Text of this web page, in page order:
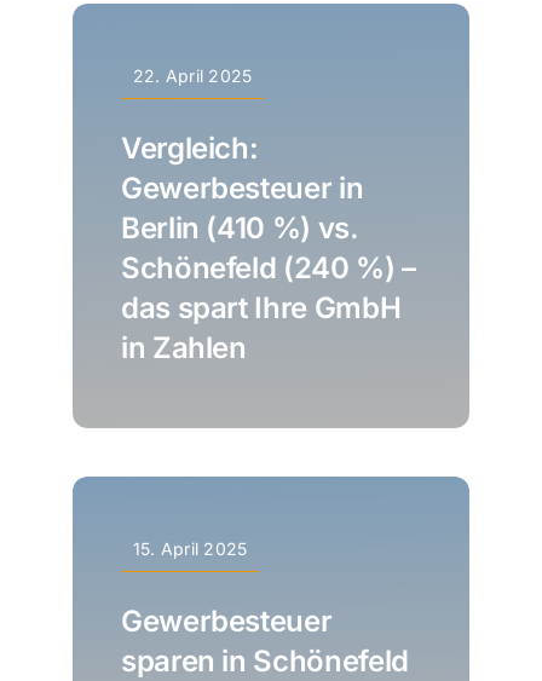
22. April 2025
Vergleich:
Gewerbesteuer in
Berlin (410 %) vs.
Schönefeld (240 %) –
das spart Ihre GmbH
in Zahlen
15. April 2025
Gewerbesteuer
sparen in Schönefeld